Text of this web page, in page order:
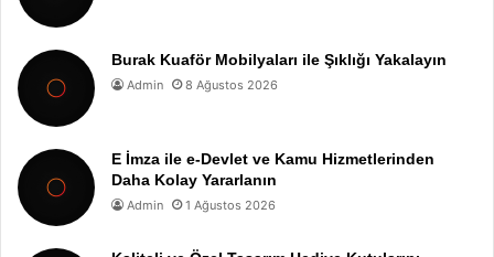
Burak Kuaför Mobilyaları ile Şıklığı Yakalayın
Admin 8 Ağustos 2026
E İmza ile e-Devlet ve Kamu Hizmetlerinden
Daha Kolay Yararlanın
Admin 1 Ağustos 2026